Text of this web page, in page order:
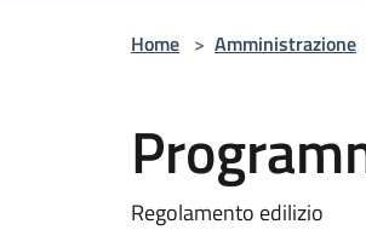
Home > Amministrazione
Regolamento edilizio